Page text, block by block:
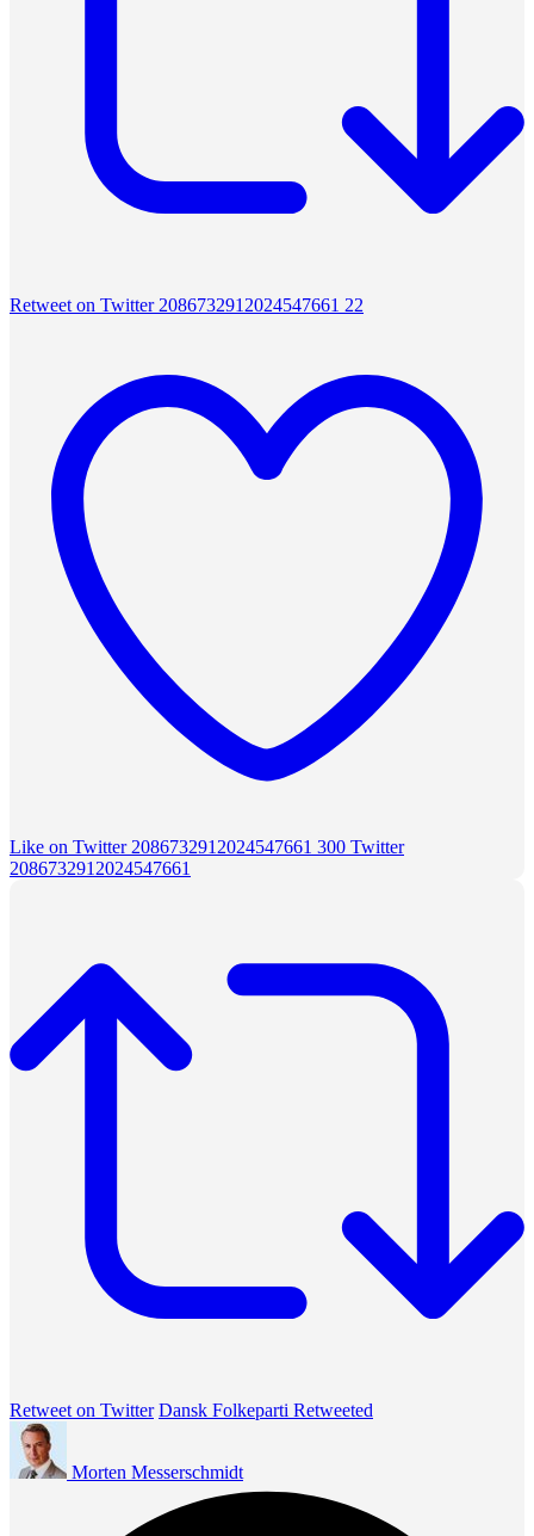
Retweet on Twitter 2086732912024547661 22
Like on Twitter 2086732912024547661 300 Twitter
2086732912024547661
Retweet on Twitter Dansk Folkeparti Retweeted
Morten Messerschmidt